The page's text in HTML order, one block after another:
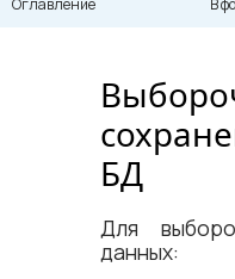
Оглавление В
БД
Для
данных: